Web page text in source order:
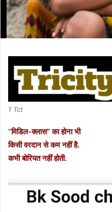
1 Tct
“मिडिल-क्लास” का होना भी
किसी वरदान से कम नहीं है.
कभी बोरियत नहीं होती.